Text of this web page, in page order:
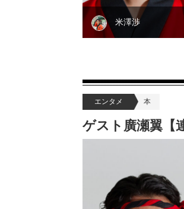
米澤渉
エンタメ 本
ゲスト廣瀬翼【